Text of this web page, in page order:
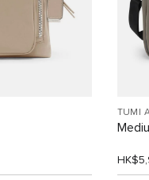
TUMI